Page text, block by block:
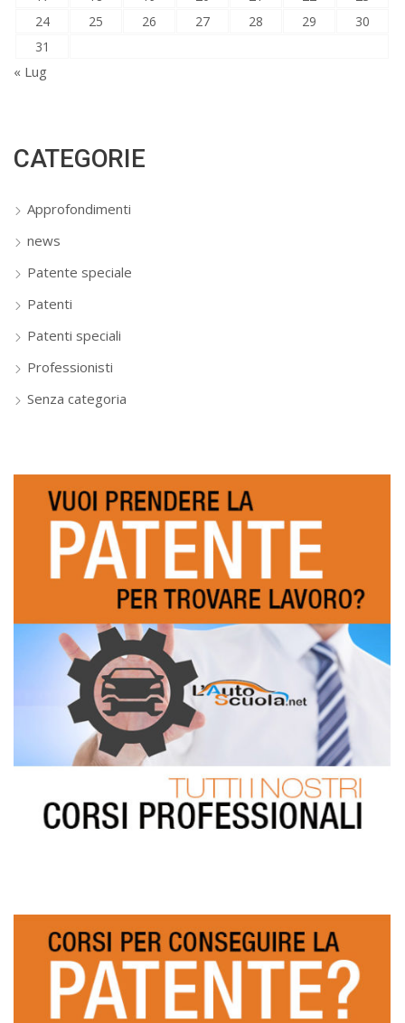
24
25 26 27 28 29
30
31
« Lug
CATEGORIE
Approfondimenti
news
Patente speciale
Patenti
Patenti speciali
Professionisti
Senza categoria